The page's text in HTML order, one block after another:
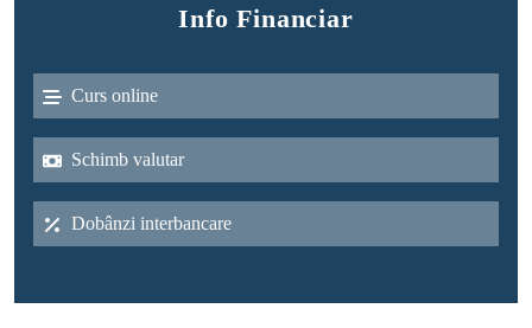
Info Financiar
Curs online
Schimb valutar
Dobânzi interbancare